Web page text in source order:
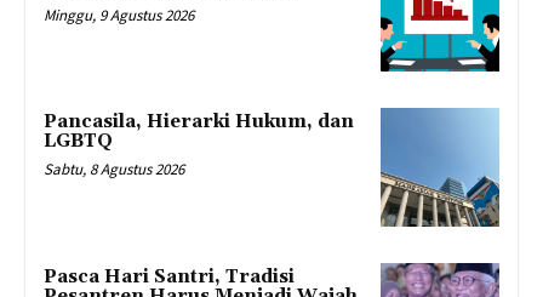
Minggu, 9 Agustus 2026
Pancasila, Hierarki Hukum, dan
LGBTQ
Sabtu, 8 Agustus 2026
Pasca Hari Santri, Tradisi